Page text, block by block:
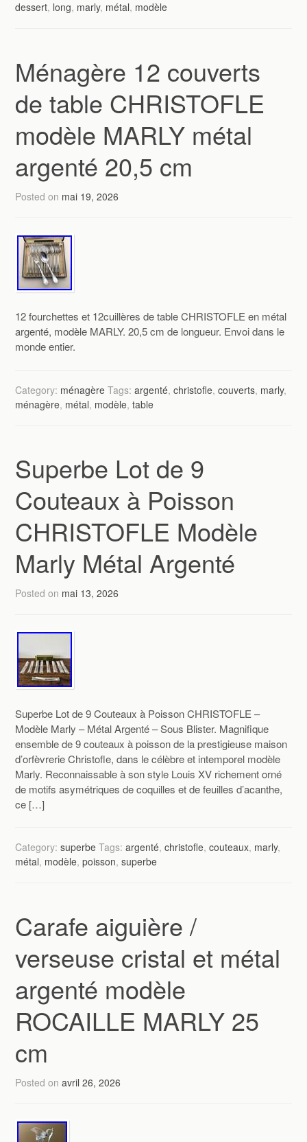
dessert, long, marly, métal, modèle
Ménagère 12 couverts
de table CHRISTOFLE
modèle MARLY métal
argenté 20,5 cm
Posted on mai 19, 2026
12 fourchettes et 12cuillères de table CHRISTOFLE en métal
argenté, modèle MARLY. 20,5 cm de longueur. Envoi dans le
monde entier.
Category: ménagère Tags:argenté,christofle,couverts, marly,
ménagère, métal, modèle,table
Superbe Lot de 9
Couteaux à Poisson
CHRISTOFLE Modèle
Marly Métal Argenté
Posted on mai 13, 2026
Superbe Lot de 9 Couteaux à Poisson CHRISTOFLE –
Modèle Marly – Métal Argenté – Sous Blister. Magnifique
ensemble de 9 couteaux à poisson de la prestigieuse maison
d’orfèvrerie Christofle, dans le célèbre et intemporel modèle
Marly. Reconnaissable à son style Louis XV richement orné
de motifs asymétriques de coquilles et de feuilles d’acanthe,
ce […]
Category:superbe Tags:argenté,christofle,couteaux, marly,
métal, modèle,poisson,superbe
Carafe aiguière /
verseuse cristal et métal
argenté modèle
ROCAILLE MARLY 25
cm
Posted onavril 26, 2026